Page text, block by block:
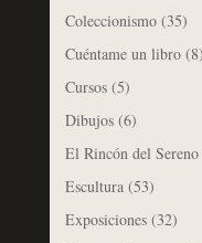
Coleccionismo(35)
Cuéntame un libro(8)
Cursos(5)
Dibujos(6)
El Rincón del Sereno
Escultura(53)
Exposiciones(32)